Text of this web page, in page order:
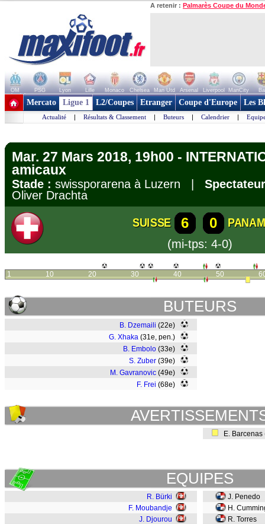
A retenir : Palmarès Coupe du
OM PSG Lyon Lille Monaco Chelsea Man Utd Arsenal Liverpool ManCity
+ de clubs
Mercato Ligue 1 L2/Coupes Etranger Coupe d'Europe Les
Actualité | Résultats & Classement | Buteurs | Calendrier |
Mar. 27 Mars 2018, 19h00 -
amicaux
Stade : swissporarena à Luzern |
Oliver Drachta
SUISSE 6 0
(mi-tps: 4-0)
1 10 20 30 40 50
BUTEURS
B. Dzemaili (22e)
G. Xhaka (31e, pen.)
B. Embolo (33e)
S. Zuber (39e)
M. Gavranovic (49e)
F. Frei (68e)
E.
EQUIPES
R. Bürki
F. Moubandje
J. Djourou
J. Penedo
H.
R. Torres